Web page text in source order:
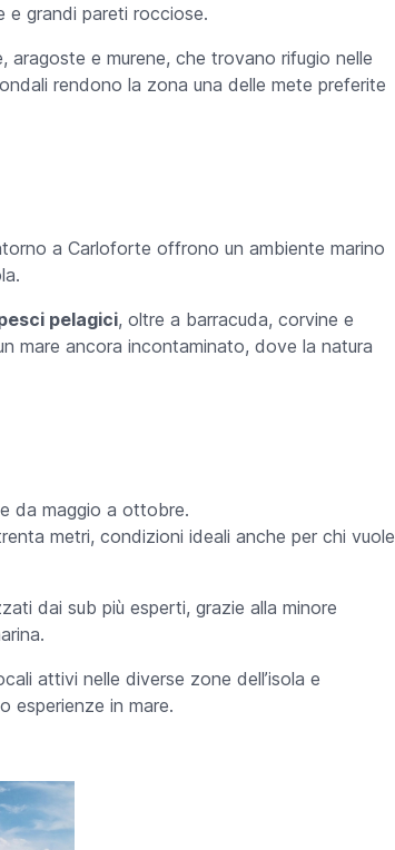
e grandi pareti rocciose.
aragoste e murene, che trovano rifugio nelle
rendono la zona una delle mete preferite
a Carloforte offrono un ambiente marino
pelagici, oltre a barracuda, corvine e
mare ancora incontaminato, dove la natura
da maggio a ottobre.
metri, condizioni ideali anche per chi vuole
dai sub più esperti, grazie alla minore
attivi nelle diverse zone dell’isola e
esperienze in mare.